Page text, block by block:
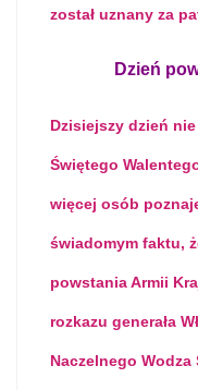
został uznany za
Dzień
Dzisiejszy dzień
Świętego
więcej osób
świadomym faktu,
powstania Armii
rozkazu generała
Naczelnego Wodza